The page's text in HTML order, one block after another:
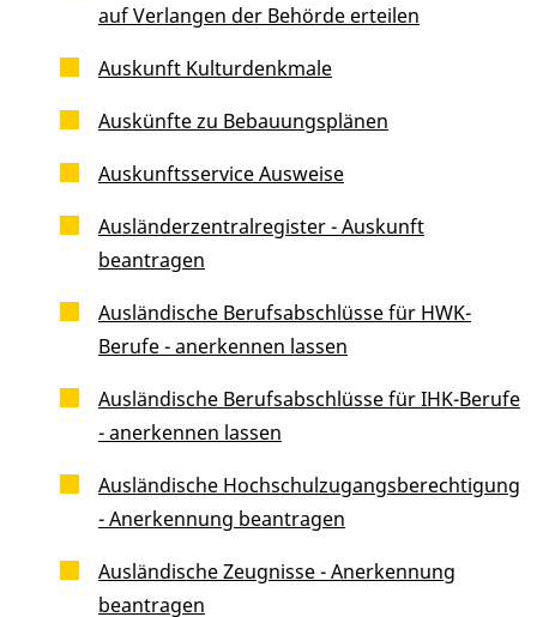
auf Verlangen der Behörde erteilen
Auskunft Kulturdenkmale
Auskünfte zu Bebauungsplänen
Auskunftsservice Ausweise
Ausländerzentralregister - Auskunft
beantragen
Ausländische Berufsabschlüsse für HWK-
Berufe - anerkennen lassen
Ausländische Berufsabschlüsse für IHK-Berufe
- anerkennen lassen
Ausländische Hochschulzugangsberechtigung
- Anerkennung beantragen
Ausländische Zeugnisse - Anerkennung
beantragen